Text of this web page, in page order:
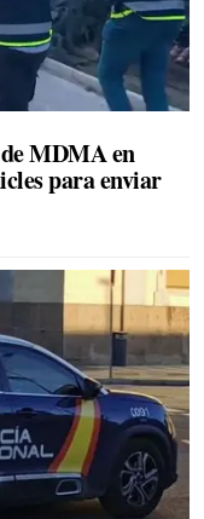
MDMA en
para enviar